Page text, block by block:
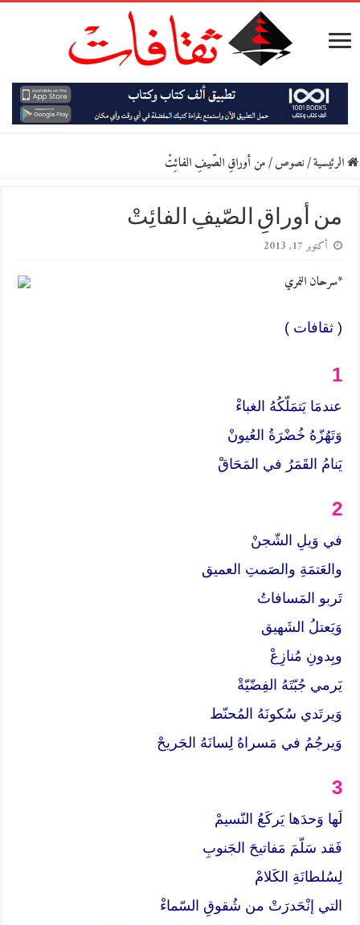
الرئيسية/نصوص/من أوراقِ الصّيفِ الفائِتْ
من أوراقِ الصّيفِ الفائِتْ
أكتوبر 17, 2013
*سرحان النمري
( ثقافات )
1
عندمَا يَتمَلّكُهُ الغباءْ
وَتَهُزّهُ خُضْرَةُ العُيونْ
يَنامُ القَمَرُ في المَحَاقْ
2
في وَيلِ الشّجنْ
والعَتمَةِ والصَمتِ العميق
تَربو المَسافاتُ
وَيَعتلُ الشَهيق
وبِدونِ مُنازِعْ
يَرمي جُبّتَهُ الفِضّيّةْ
وَيرتَدي سُكونَهُ المُحنّط
وَيرجُمُ في مَسراهُ لِسانَهُ الجَريحْ
3
لَها وَحدَها يَركَعُ النّسيمْ
فَقد سَلّمَ مَفاتيحَ الجَنوبِ
لِسُلطانَةِ الكَلامْ
التي إنْحَدرَتْ من شُقوقِ السّماءْ